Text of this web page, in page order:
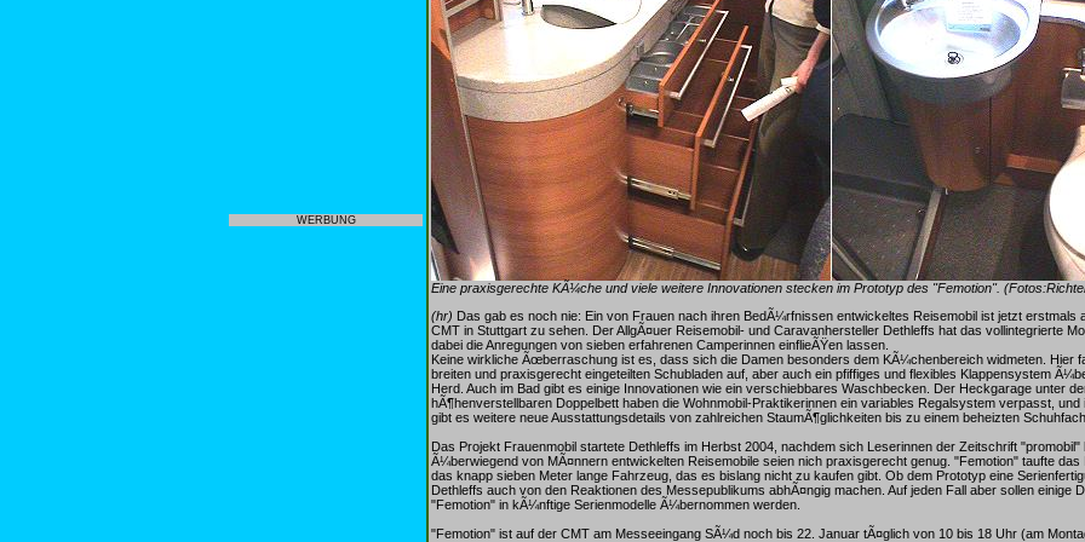
WERBUNG
Eine praxisgerechte KÃ¼che und viele weitere Innovationen stecken im Prototyp des "Femotion".
(hr) Das gab es noch nie: Ein von Frauen nach ihren BedÃ¼rfnissen entwickeltes Reisemobil ist jetzt erstmals
CMT in Stuttgart zu sehen. Der AllgÃ¤uer Reisemobil- und Caravanhersteller Dethleffs hat das vollintegrierte
dabei die Anregungen von sieben erfahrenen Camperinnen einflieÃŸen lassen.
Keine wirkliche Ãœberraschung ist es, dass sich die Damen besonders dem KÃ¼chenbereich widmeten. Hier
breiten und praxisgerecht eingeteilten Schubladen auf, aber auch ein pfiffiges und flexibles Klappensystem
Herd. Auch im Bad gibt es einige Innovationen wie ein verschiebbares Waschbecken. Der Heckgarage unter
hÃ¶henverstellbaren Doppelbett haben die Wohnmobil-Praktikerinnen ein variables Regalsystem verpasst, und
gibt es weitere neue Ausstattungsdetails von zahlreichen StaumÃ¶glichkeiten bis zu einem beheizten
Das Projekt Frauenmobil startete Dethleffs im Herbst 2004, nachdem sich Leserinnen der Zeitschrift "promobil"
Ã¼berwiegend von MÃ¤nnern entwickelten Reisemobile seien nich praxisgerecht genug. "Femotion" taufte das
das knapp sieben Meter lange Fahrzeug, das es bislang nicht zu kaufen gibt. Ob dem Prototyp eine
Dethleffs auch von den Reaktionen des Messepublikums abhÃ¤ngig machen. Auf jeden Fall aber sollen einige
"Femotion" in kÃ¼nftige Serienmodelle Ã¼bernommen werden.
"Femotion" ist auf der CMT am Messeeingang SÃ¼d noch bis 22. Januar tÃ¤glich von 10 bis 18 Uhr (am